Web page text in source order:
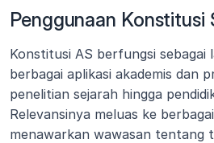
Penggunaan Konstitusi
Konstitusi AS berfungsi sebagai
berbagai aplikasi akademis dan
penelitian sejarah hingga
Relevansinya meluas ke
menawarkan wawasan tentang